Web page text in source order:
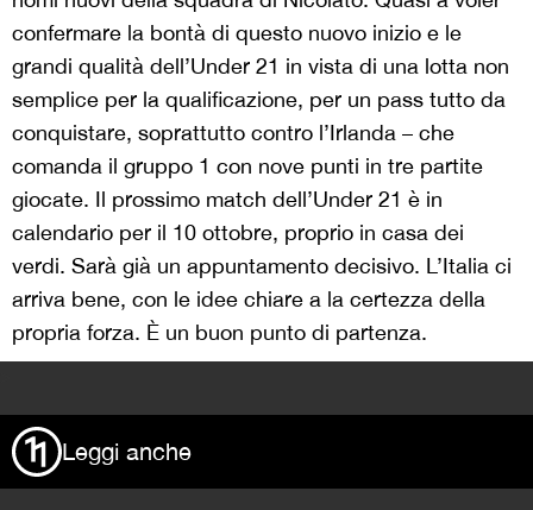
confermare la bontà di questo nuovo inizio e le
grandi qualità dell’Under 21 in vista di una lotta non
semplice per la qualificazione, per un pass tutto da
conquistare, soprattutto contro l’Irlanda – che
comanda il gruppo 1 con nove punti in tre partite
giocate. Il prossimo match dell’Under 21 è in
calendario per il 10 ottobre, proprio in casa dei
verdi. Sarà già un appuntamento decisivo. L’Italia ci
arriva bene, con le idee chiare a la certezza della
propria forza. È un buon punto di partenza.
Leggi anche